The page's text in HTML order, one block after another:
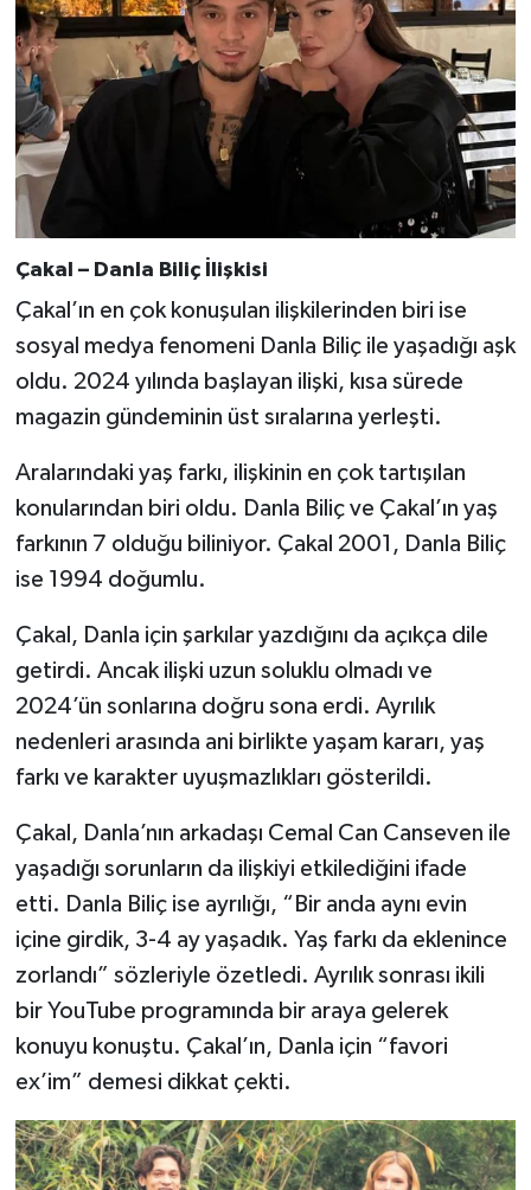
Çakal – Danla Biliç İlişkisi
Çakal’ın en çok konuşulan ilişkilerinden biri ise
sosyal medya fenomeni Danla Biliç ile yaşadığı aşk
oldu. 2024 yılında başlayan ilişki, kısa sürede
magazin gündeminin üst sıralarına yerleşti.
Aralarındaki yaş farkı, ilişkinin en çok tartışılan
konularından biri oldu. Danla Biliç ve Çakal’ın yaş
farkının 7 olduğu biliniyor. Çakal 2001, Danla Biliç
ise 1994 doğumlu.
Çakal, Danla için şarkılar yazdığını da açıkça dile
getirdi. Ancak ilişki uzun soluklu olmadı ve
2024’ün sonlarına doğru sona erdi. Ayrılık
nedenleri arasında ani birlikte yaşam kararı, yaş
farkı ve karakter uyuşmazlıkları gösterildi.
Çakal, Danla’nın arkadaşı Cemal Can Canseven ile
yaşadığı sorunların da ilişkiyi etkilediğini ifade
etti. Danla Biliç ise ayrılığı, “Bir anda aynı evin
içine girdik, 3-4 ay yaşadık. Yaş farkı da eklenince
zorlandı” sözleriyle özetledi. Ayrılık sonrası ikili
bir YouTube programında bir araya gelerek
konuyu konuştu. Çakal’ın, Danla için “favori
ex’im” demesi dikkat çekti.